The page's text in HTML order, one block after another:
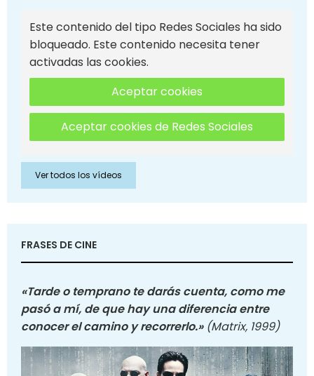
Este contenido del tipo Redes Sociales ha sido
bloqueado. Este contenido necesita tener
activadas las cookies.
Aceptar cookies
Aceptar cookies de Redes Sociales
Ver todos los vídeos
FRASES DE CINE
«Tarde o temprano te darás cuenta, como me
pasó a mí, de que hay una diferencia entre
conocer el camino y recorrerlo.» (Matrix, 1999)